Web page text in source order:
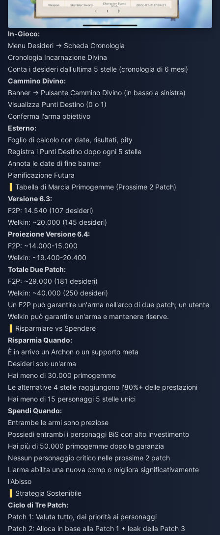
In-Gioco:
Menu Desideri → Scheda Cronologia
Cronologia Incarnazione Divina
Conta i desideri dall'ultima 5 stelle (cronologia di 6 mesi)
Cammino Divino:
Banner → Pulsante Cammino Divino (in basso a sinistra)
Visualizza Punti Destino (0 o 1)
Conferma l'arma obiettivo
Esterno:
Foglio di calcolo con date, risultati, pity
Registra i Punti Destino dopo ogni 5 stelle
Annota le date di fine banner
Pianificazione Futura
Tabella di Marcia Primogemme (Prossime 2 Patch)
Versione 6.3:
F2P: 14.540 (107 desideri)
Welkin: ~20.000 (145 desideri)
Proiezione Versione 6.4:
F2P: ~14.000-15.000
Welkin: ~19.400-20.400
Totale Due Patch:
F2P: ~29.000 (181 desideri)
Welkin: ~40.000 (250 desideri)
Un F2P può garantire un'arma nell'arco di due patch; un utente
Welkin può garantire un'arma e mantenere riserve.
Risparmiare vs Spendere
Risparmia Quando:
È in arrivo un Archon o un supporto meta
Desideri solo un'arma
Hai meno di 30.000 primogemme
Le alternative 4 stelle raggiungono l'80%+ delle prestazioni
Hai meno di 15 personaggi 5 stelle unici
Spendi Quando:
Entrambe le armi sono preziose
Possiedi entrambi i personaggi BiS con alto investimento
Hai più di 50.000 primogemme dopo la garanzia
Nessun personaggio critico nelle prossime 2 patch
L'arma abilita una nuova comp o migliora significativamente
l'Abisso
Strategia Sostenibile
Ciclo di Tre Patch:
Patch 1: Valuta tutto, dai priorità ai personaggi
Patch 2: Alloca in base alla Patch 1 + leak della Patch 3